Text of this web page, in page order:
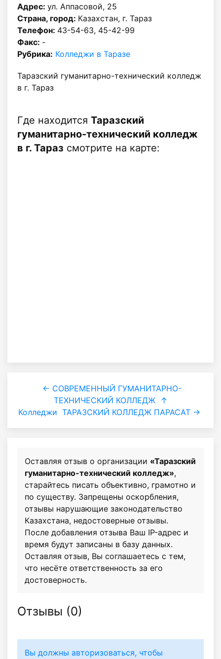
Адрес: ул. Аппасовой, 25
Страна, город: Казахстан, г. Тараз
Телефон: 43-54-63, 45-42-99
Факс: -
Рубрика: Колледжи в Таразе
Таразский гуманитарно-технический колледж
в г. Тараз
Где находится Таразский
гуманитарно-технический колледж
в г. Тараз смотрите на карте:
← СОВРЕМЕННЫЙ ГУМАНИТАРНО-
ТЕХНИЧЕСКИЙ КОЛЛЕДЖ
↑
Колледжи ТАРАЗСКИЙ КОЛЛЕДЖ ПАРАСАТ →
Оставляя отзыв о организации «Таразский
гуманитарно-технический колледж»,
старайтесь писать объективно, грамотно и
по существу. Запрещены оскорбления,
отзывы нарушающие законодательство
Казахстана, недостоверные отзывы.
После добавления отзыва Ваш IP-адрес и
время будут записаны в базу данных.
Оставляя отзыв, Вы соглашаетесь с тем,
что несёте ответственность за его
достоверность.
Отзывы (0)
Вы должны авторизоваться, чтобы